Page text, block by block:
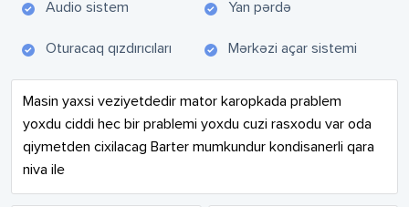
Audio sistem Yan pərdə
Oturacaq qızdırıcıları Mərkəzi açar sistemi
Masin yaxsi veziyetdedir mator karopkada prablem
yoxdu ciddi hec bir prablemi yoxdu cuzi rasxodu var oda
qiymetden cixilacag Barter mumkundur kondisanerli qara
niva ile